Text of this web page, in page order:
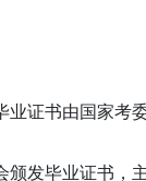
证书由国家考
发毕业证书，